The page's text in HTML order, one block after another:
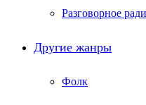
Разговорное
Другие жанры
Фолк